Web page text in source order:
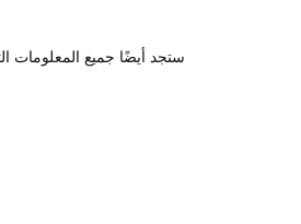
ستجد أيضًا جميع المعلومات